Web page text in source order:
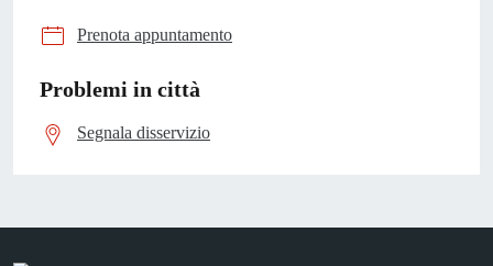
Prenota appuntamento
Problemi in città
Segnala disservizio